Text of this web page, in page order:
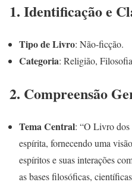
1. Identificação e
Tipo de Livro: Não-ficção.
Categoria: Religião,
2. Compreensão
Tema Central: “O Livro dos
espírita, fornecendo uma
espíritos e suas interações
as bases filosóficas,